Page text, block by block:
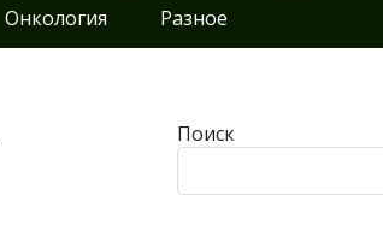
Онкология Разное
Поиск